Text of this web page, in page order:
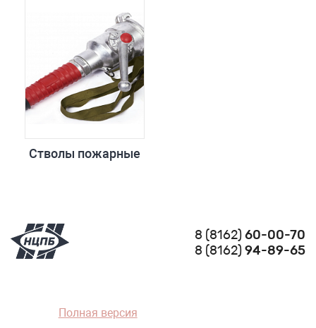
Стволы пожарные
8 (8162)60-00-70
8 (8162)94-89-65
Полная версия